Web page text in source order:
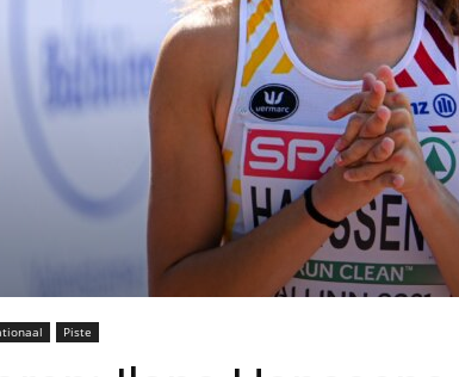
Piste